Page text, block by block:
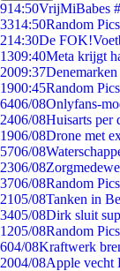
914:50VrijMiBabes
3314:50Random
214:30De
1309:40Meta krijgt
2009:37
1900:45Random
6406/08Onlyfans-
2406/08Huisarts per
1906/08Drone met
5706/08
2306/08
3706/08Random
2105/08Tanken in
3405/08Dirk sluit
1205/08Random
604/08Kraftwerk
2004/08Apple vecht